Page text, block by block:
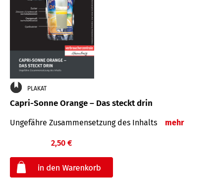
PLAKAT
Capri-Sonne Orange – Das steckt drin
Ungefähre Zu­sammen­setzung des Inhalts mehr
2,50 €